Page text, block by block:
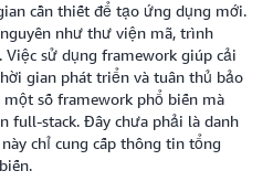
cần thiết để tạo ứng dụng mới.
như thư viện mã, trình
Việc sử dụng framework giúp cải
gian phát triển và tuân thủ bảo
số framework phổ biến mà
full-stack. Đây chưa phải là danh
chỉ cung cấp thông tin tổng